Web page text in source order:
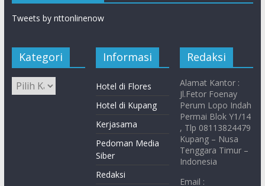
Tweets by nttonlinenow
Kategori Informasi
Hotel di Flores
Hotel di Kupang
Kerjasama
Pedoman Media
Siber
Redaksi
Redaksi
Alamat Kantor :
Jl.Fetor Foenay
Perum Lopo Indah
Permai Blok Y1/14
, Tlp 08113824479
Kupang – Nusa
Tenggara Timur –
Indonesia
Email :